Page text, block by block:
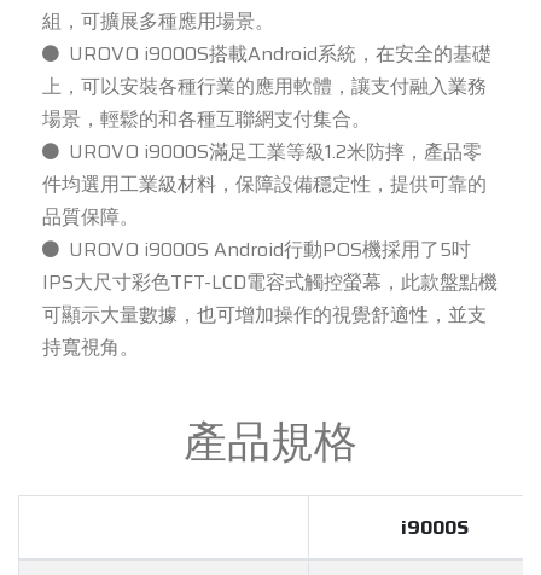
組，可擴展多種應用場景。
UROVO i9000S搭載Android系統，在安全的基礎
上，可以安裝各種行業的應用軟體，讓支付融入業務
場景，輕鬆的和各種互聯網支付集合。
UROVO i9000S滿足工業等級1.2米防摔，產品零
件均選用工業級材料，保障設備穩定性，提供可靠的
品質保障。
UROVO i9000S Android行動POS機採用了5吋
IPS大尺寸彩色TFT-LCD電容式觸控螢幕，此款盤點機
可顯示大量數據，也可增加操作的視覺舒適性，並支
持寬視角。
產品規格
i9000S